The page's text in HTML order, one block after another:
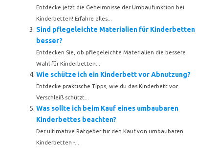
Entdecke jetzt die Geheimnisse der Umbaufunktion bei
Kinderbetten! Erfahre alles...
Sind pflegeleichte Materialien für Kinderbetten
besser?
Entdecken Sie, ob pflegeleichte Materialien die bessere
Wahl für Kinderbetten...
Wie schütze ich ein Kinderbett vor Abnutzung?
Entdecke praktische Tipps, wie du das Kinderbett vor
Verschleiß schützt...
Was sollte ich beim Kauf eines umbaubaren
Kinderbettes beachten?
Der ultimative Ratgeber für den Kauf von umbaubaren
Kinderbetten -...